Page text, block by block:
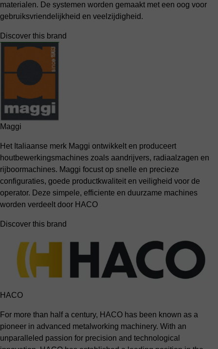
materialen. De systemen worden gemaakt met een oog voor
gebruiksvriendelijkheid en veelzijdigheid.
Discover this brand
Maggi
Het Italiaanse merk Maggi ontwikkelt en produceert
houtbewerkingsmachines zoals aandrijvers, radiaalzagen en
rijboormachines. Maggi focust op snelle en precieze
configuraties, goede productkwaliteit en veiligheid voor de
operator. Deze simpele, efficiente en duurzame machines
worden verdeelt door HACO
Discover this brand
HACO
For more than half a century, HACO has been known as a
pioneer in advanced metalworking machinery. With an
unparalleled passion for precision and technological